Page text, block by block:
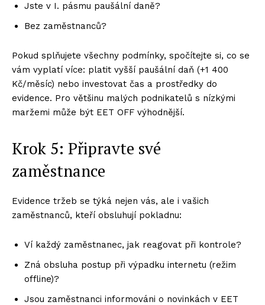
Jste v I. pásmu paušální daně?
Bez zaměstnanců?
Pokud splňujete všechny podmínky, spočítejte si, co se
vám vyplatí více: platit vyšší paušální daň (+1 400
Kč/měsíc) nebo investovat čas a prostředky do
evidence. Pro většinu malých podnikatelů s nízkými
maržemi může být EET OFF výhodnější.
Krok 5: Připravte své
zaměstnance
Evidence tržeb se týká nejen vás, ale i vašich
zaměstnanců, kteří obsluhují pokladnu:
Ví každý zaměstnanec, jak reagovat při kontrole?
Zná obsluha postup při výpadku internetu (režim
offline)?
Jsou zaměstnanci informováni o novinkách v EET